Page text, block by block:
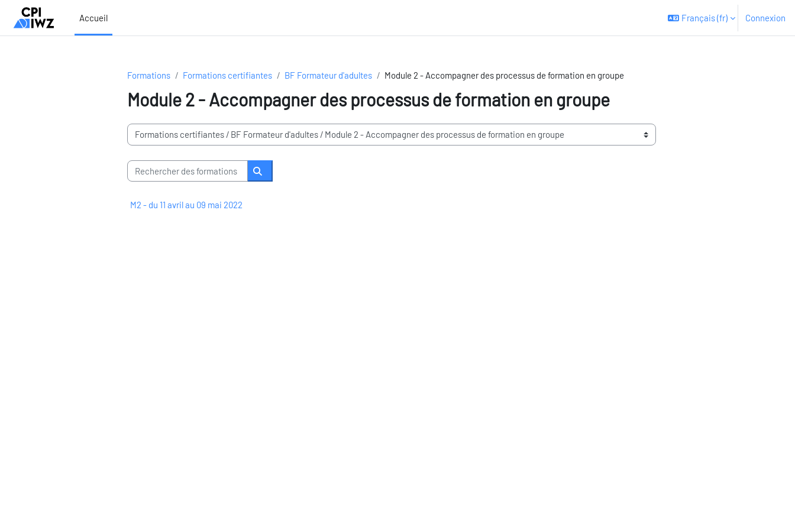
Passer au contenu principal
Accueil
Français ‎(fr)‎ Connexion
Formations Formations certifiantes BF Formateur d'adultes Module 2 - Accompagner des processus de formation en groupe
Module 2 - Accompagner des processus de formation en groupe
Domaines de formation
Rechercher des formations
Rechercher des formations
M2 - du 11 avril au 09 mai 2022